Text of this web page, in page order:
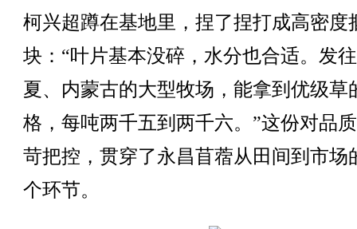
柯兴超蹲在基地里，捏了捏打成高密度
块：“叶片基本没碎，水分也合适。发
夏、内蒙古的大型牧场，能拿到优级草
格，每吨两千五到两千六。”这份对品
苛把控，贯穿了永昌苜蓿从田间到市场
个环节。